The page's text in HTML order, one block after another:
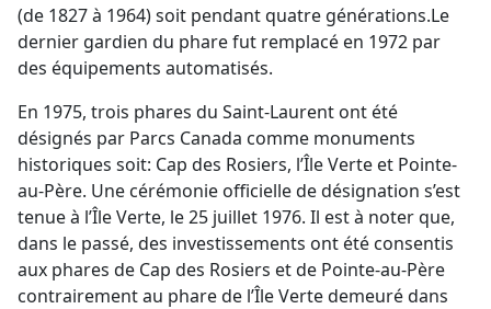
(de 1827 à 1964) soit pendant quatre générations.Le
dernier gardien du phare fut remplacé en 1972 par
des équipements automatisés.
En 1975, trois phares du Saint-Laurent ont été
désignés par Parcs Canada comme monuments
historiques soit: Cap des Rosiers, l’Île Verte et Pointe-
au-Père. Une cérémonie officielle de désignation s’est
tenue à l’Île Verte, le 25 juillet 1976. Il est à noter que,
dans le passé, des investissements ont été consentis
aux phares de Cap des Rosiers et de Pointe-au-Père
contrairement au phare de l’Île Verte demeuré dans